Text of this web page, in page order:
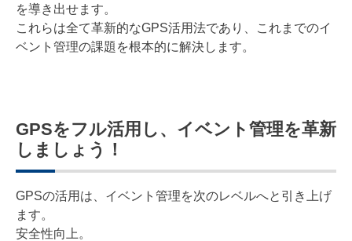
を導き出せます。
これらは全て革新的なGPS活用法であり、これまでのイ
ベント管理の課題を根本的に解決します。
GPSをフル活用し、イベント管理を革新
しましょう！
GPSの活用は、イベント管理を次のレベルへと引き上げ
ます。
安全性向上。